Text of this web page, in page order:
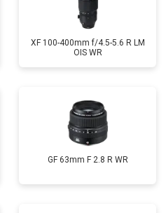
XF 100-400mm f/4.5-5.6 R LM
OIS WR
GF 63mm F 2.8 R WR